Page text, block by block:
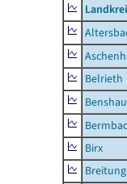
Belrieth
Birx